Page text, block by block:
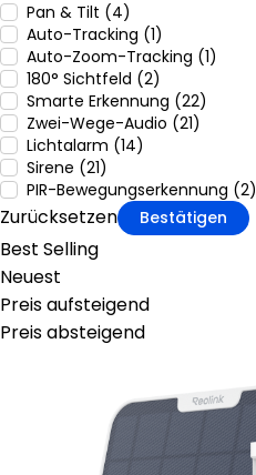
Pan & Tilt (4)
Auto-Tracking (1)
Auto-Zoom-Tracking (1)
180° Sichtfeld (2)
Smarte Erkennung (22)
Zwei-Wege-Audio (21)
Lichtalarm (14)
Sirene (21)
PIR-Bewegungserkennung (2)
Zurücksetzen Bestätigen
Best Selling
Neuest
Preis aufsteigend
Preis absteigend